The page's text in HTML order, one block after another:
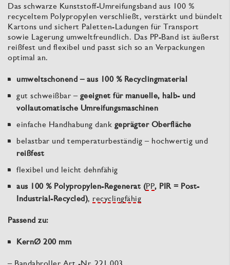
Das schwarze Kunststoff-Umreifungsband aus 100 %
recyceltem Polypropylen verschließt, verstärkt und bündelt
Kartons und sichert Paletten-Ladungen für Transport
sowie Lagerung umweltfreundlich. Das PP-Band ist äußerst
reißfest und flexibel und passt sich so an Verpackungen
optimal an.
umweltschonend – aus 100 % Recyclingmaterial
gut schweißbar – geeignet für manuelle, halb- und
vollautomatische Umreifungsmaschinen
einfache Handhabung dank geprägter Oberfläche
belastbar und temperaturbeständig – hochwertig und
reißfest
flexibel und leicht dehnfähig
aus 100 % Polypropylen-Regenerat (PP, PIR = Post-
Industrial-Recycled), recyclingfähig
Passend zu:
KernØ 200 mm